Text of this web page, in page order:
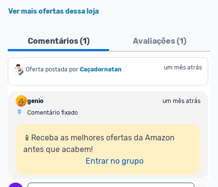
Ver mais ofertas dessa loja
Comentários (1) Avaliações (1)
Oferta postada por Caçadornatan um mês atrás
genio
um mês atrás
Comentário fixado
📱Receba as melhores ofertas da Amazon
antes que acabem!
Entrar no grupo